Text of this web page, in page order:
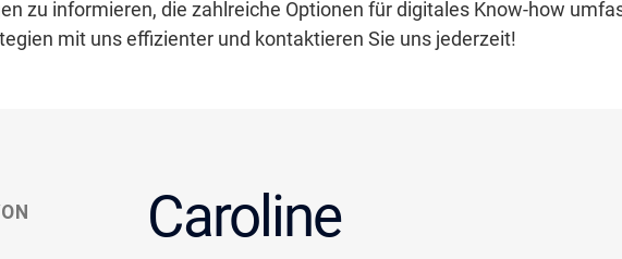
zu informieren, die zahlreiche Optionen für digitales Know-how
mit uns effizienter und kontaktieren Sie uns jederzeit!
Caroline